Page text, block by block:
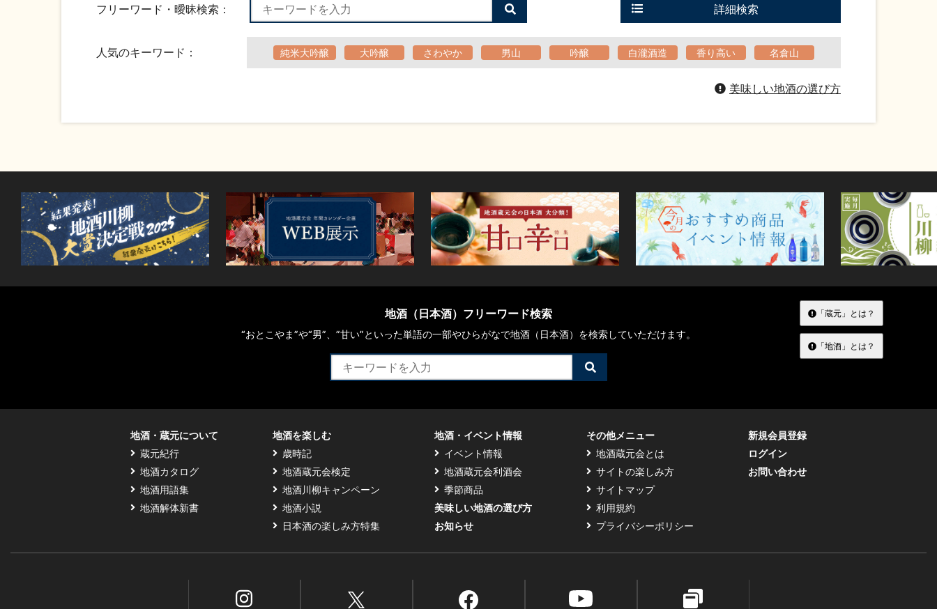
フリーワード・曖昧検索：
検
索
る
詳細検索
人気のキーワード： 純米大吟醸 大吟醸 さわやか 男山 吟醸 白瀧酒造 香り高い 名倉山
美味しい地酒の選び方
地酒（日本酒）フリーワード検索
“おとこやま”や“男”、”甘い”といった単語の一部やひらがなで地酒（日本酒）を検索していただけます。
検
索
「蔵元」とは？
「地酒」とは？
地酒・蔵元について
蔵元紀行
地酒カタログ
地酒用語集
地酒解体新書
地酒を楽しむ
歳時記
地酒蔵元会検定
地酒川柳キャンペーン
地酒小説
日本酒の楽しみ方特集
地酒・イベント情報
イベント情報
地酒蔵元会利酒会
季節商品
美味しい地酒の選び方
お知らせ
その他メニュー
地酒蔵元会とは
サイトの楽しみ方
サイトマップ
利用規約
プライバシーポリシー
新規会員登録
ログイン
お問い合わせ